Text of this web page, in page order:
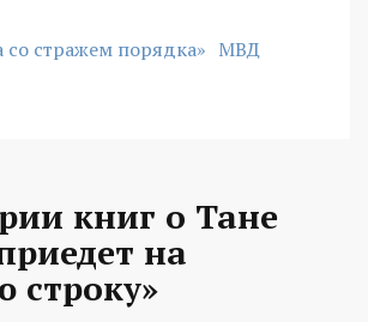
со стражем порядка» МВД
книг о Тане
на
строку»